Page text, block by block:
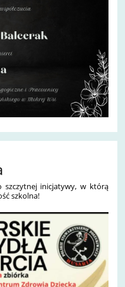
szczytnej inicjatywy, w którą
szkolna!